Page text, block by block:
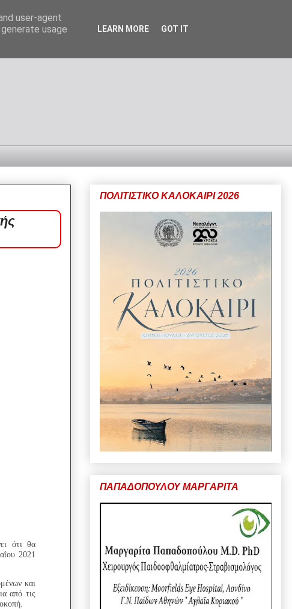
ότι θα
2021
και
από τις
ΠΟΛΙΤΙΣΤΙΚΟ ΚΑΛΟΚΑΙΡΙ 2026
ΠΑΠΑΔΟΠΟΥΛΟΥ ΜΑΡΓΑΡΙΤΑ
user-agent
usage
LEARN MORE GOT IT